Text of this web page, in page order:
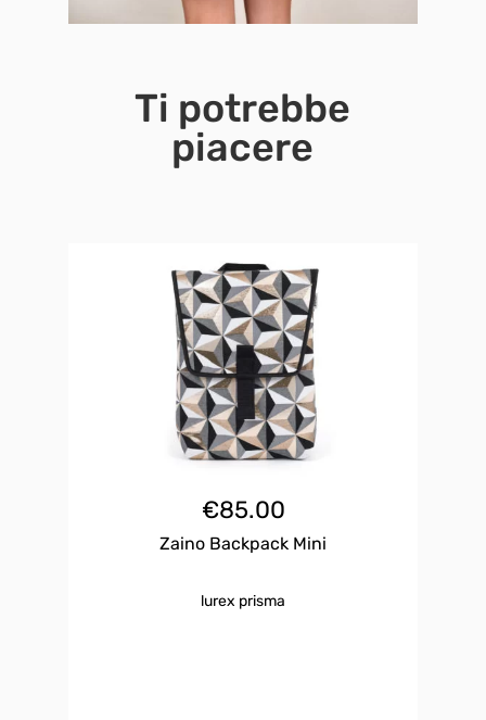
Ti potrebbe
piacere
€85.00
Zaino Backpack Mini
lurex prisma